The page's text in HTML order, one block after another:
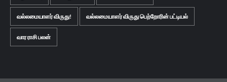
வல்லமையாளர் விருது! வல்லமையாளர் விருது பெற்றோரின் பட்டியல்
வார ராசி பலன்